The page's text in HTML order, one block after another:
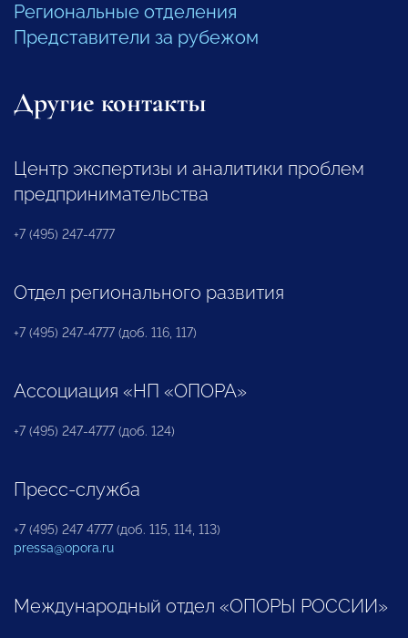
Региональные отделения
Представители за рубежом
Другие контакты
Центр экспертизы и аналитики проблем
предпринимательства
+7 (495) 247-4777
Отдел регионального развития
+7 (495) 247-4777 (доб. 116, 117)
Ассоциация «НП «ОПОРА»
+7 (495) 247-4777 (доб. 124)
Пресс-служба
+7 (495) 247 4777 (доб. 115, 114, 113)
pressa@opora.ru
Международный отдел «ОПОРЫ РОССИИ»